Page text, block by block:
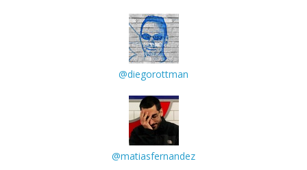
@diegorottman
@matiasfernandez